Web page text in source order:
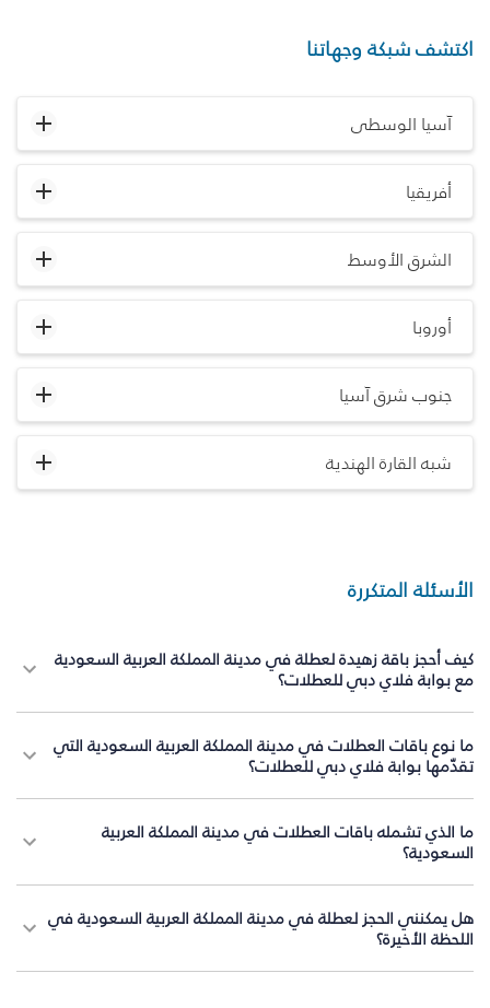
اكتشف شبكة وجهاتنا
آسيا الوسطى
أفريقيا
الشرق الأوسط
أوروبا
جنوب شرق آسيا
شبه القارة الهندية
الأسئلة المتكررة
كيف أحجز باقة زهيدة لعطلة في مدينة المملكة العربية السعودية
مع بوابة فلاي دبي للعطلات؟
ما نوع باقات العطلات في مدينة المملكة العربية السعودية التي
تقدّمها بوابة فلاي دبي للعطلات؟
ما الذي تشمله باقات العطلات في مدينة المملكة العربية
السعودية؟
هل يمكنني الحجز لعطلة في مدينة المملكة العربية السعودية في
اللحظة الأخيرة؟